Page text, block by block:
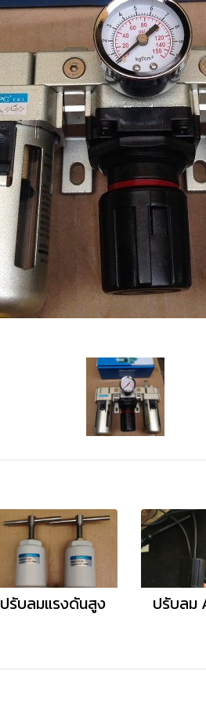
ปรับลมแรงดันสูง